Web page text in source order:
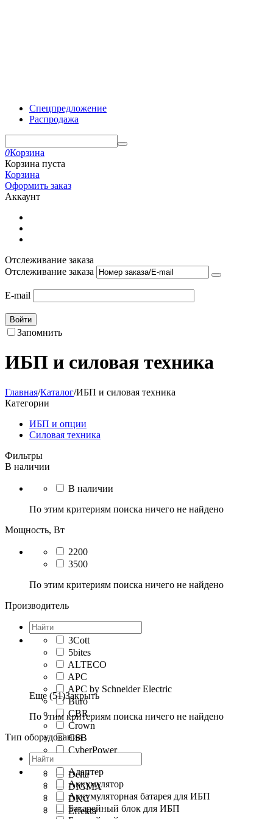
Спецпредложение
Распродажа
0Корзина
Корзина пуста
Корзина
Оформить заказ
Аккаунт
Отслеживание заказа
Отслеживание заказа
E-mail
Войти
Запомнить
ИБП и силовая техника
Главная/Каталог/ИБП и силовая техника
Категории
ИБП и опции
Силовая техника
Фильтры
В наличии
В наличии
По этим критериям поиска ничего не найдено
Мощность, Вт
2200
3500
По этим критериям поиска ничего не найдено
Производитель
3Cott
5bites
ALTECO
APC
APC by Schneider Electric
Buro
CBR
Crown
CSB
CyberPower
Delta
DIGMA
DKC
Effekta
Еще (51)Закрыть
По этим критериям поиска ничего не найдено
Тип оборудования
Адаптер
Аккумулятор
Аккумуляторная батарея для ИБП
Батарейный блок для ИБП